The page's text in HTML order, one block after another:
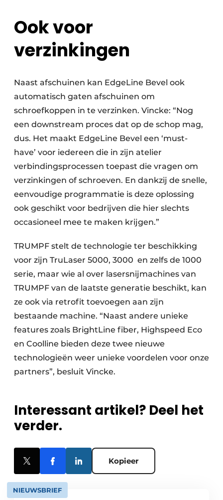
Ook voor
verzinkingen
Naast afschuinen kan EdgeLine Bevel ook
automatisch gaten afschuinen om
schroefkoppen in te verzinken. Vincke: “Nog
een downstream proces dat op de schop mag,
dus. Het maakt EdgeLine Bevel een ‘must-
have’ voor iedereen die in zijn atelier
verbindingsprocessen toepast die vragen om
verzinkingen of schroeven. En dankzij de snelle,
eenvoudige programmatie is deze oplossing
ook geschikt voor bedrijven die hier slechts
occasioneel mee te maken krijgen.”
TRUMPF stelt de technologie ter beschikking
voor zijn TruLaser 5000, 3000 en zelfs de 1000
serie, maar wie al over lasersnijmachines van
TRUMPF van de laatste generatie beschikt, kan
ze ook via retrofit toevoegen aan zijn
bestaande machine. “Naast andere unieke
features zoals BrightLine fiber, Highspeed Eco
en Coolline bieden deze twee nieuwe
technologieën weer unieke voordelen voor onze
partners”, besluit Vincke.
Interessant artikel? Deel het
verder.
Kopieer
NIEUWSBRIEF